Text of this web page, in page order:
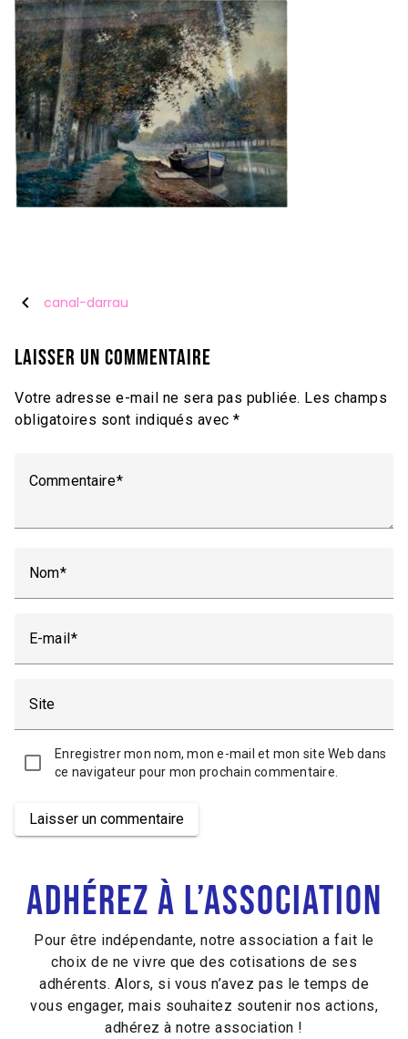
chevron_left canal-darrau
Laisser un commentaire
Votre adresse e-mail ne sera pas publiée. Les champs
obligatoires sont indiqués avec *
Commentaire
Nom
E-mail
Site
Enregistrer mon nom, mon e-mail et mon site Web dans
ce navigateur pour mon prochain commentaire.
Laisser un commentaire
Adhérez à l’association
Pour être indépendante, notre association a fait le
choix de ne vivre que des cotisations de ses
adhérents. Alors, si vous n’avez pas le temps de
vous engager, mais souhaitez soutenir nos actions,
adhérez à notre association !